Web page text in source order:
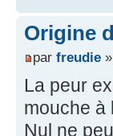
Origine
par freudie
La peur
mouche à
Nul ne